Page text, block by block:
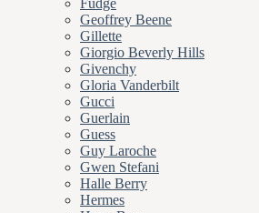
Fudge
Geoffrey Beene
Gillette
Giorgio Beverly Hills
Givenchy
Gloria Vanderbilt
Gucci
Guerlain
Guess
Guy Laroche
Gwen Stefani
Halle Berry
Hermes